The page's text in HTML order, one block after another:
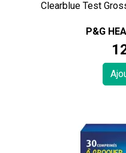
Clearblue Test
P&G